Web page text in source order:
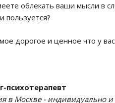
облекать ваши мысли в
пользуется?
дорогое и ценное что у
психотерапевт
в Москве - индивидуально и